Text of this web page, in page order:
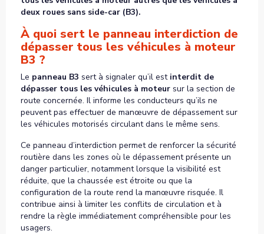
deux roues sans side-car (B3).
À quoi sert le panneau interdiction de
dépasser tous les véhicules à moteur
B3 ?
Le panneau B3 sert à signaler qu’il est interdit de
dépasser tous les véhicules à moteur sur la section de
route concernée. Il informe les conducteurs qu’ils ne
peuvent pas effectuer de manœuvre de dépassement sur
les véhicules motorisés circulant dans le même sens.
Ce panneau d’interdiction permet de renforcer la sécurité
routière dans les zones où le dépassement présente un
danger particulier, notamment lorsque la visibilité est
réduite, que la chaussée est étroite ou que la
configuration de la route rend la manœuvre risquée. Il
contribue ainsi à limiter les conflits de circulation et à
rendre la règle immédiatement compréhensible pour les
usagers.